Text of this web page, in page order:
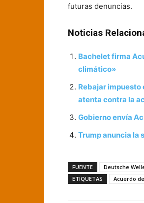
futuras denuncias.
Noticias
Bachelet firma
climático»
Rebajar
atenta contra la
Gobierno envía
Trump anuncia la
FUENTE
Deutsche
ETIQUETAS
Acuerdo